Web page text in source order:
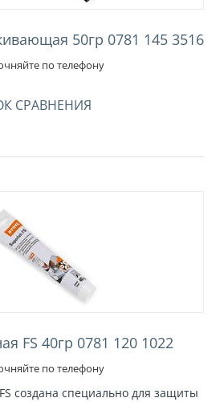
50гр 0781 145 3516
по телефону
СРАВНЕНИЯ
FS 40гр 0781 120 1022
по телефону
создана специально для защиты